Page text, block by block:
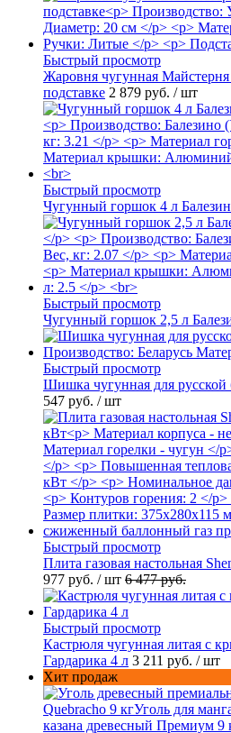
Быстрый просмотр
Жаровня чугунная
подставке 2 879 руб. / шт
Быстрый просмотр
Чугунный горшок 4 л
Быстрый просмотр
Чугунный горшок 2,5 л
Быстрый просмотр
Шишка чугунная для
547 руб. / шт
Быстрый просмотр
Плита газовая настольная
977 руб. / шт 6 477 руб.
Быстрый просмотр
Кастрюля чугунная литая с
Гардарика 4 л 3 211 руб. / шт
Хит продаж